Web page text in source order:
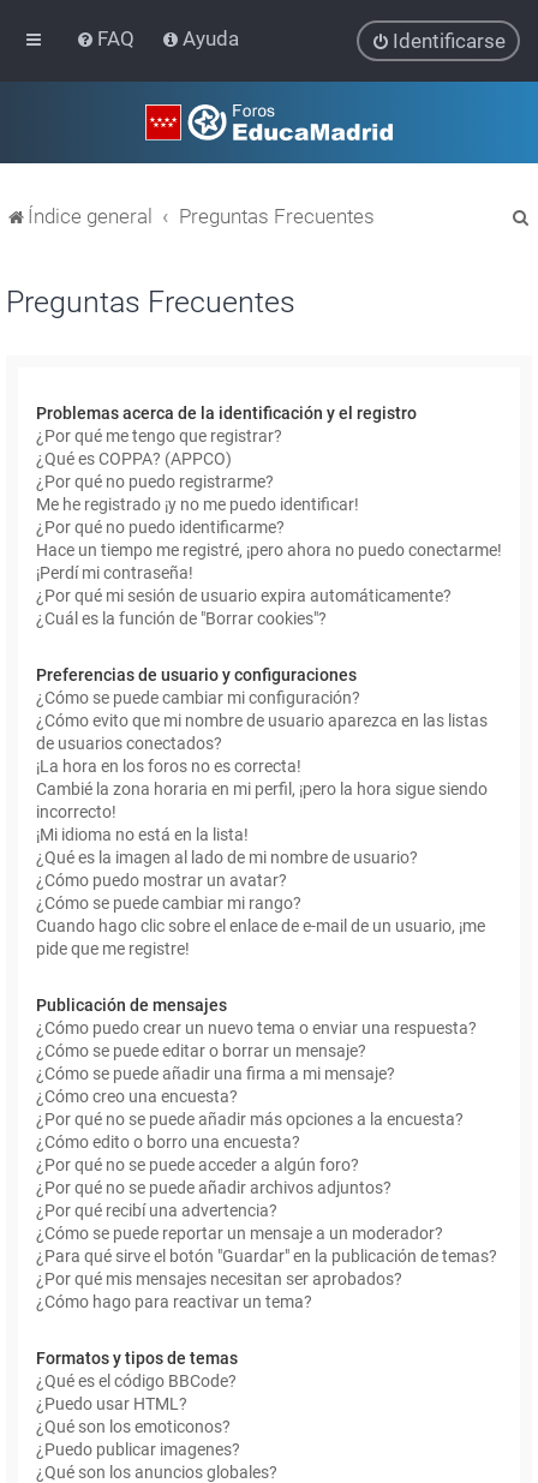
FAQ Ayuda Identificarse
Índice general Preguntas Frecuentes
Preguntas Frecuentes
Problemas acerca de la identificación y el registro
¿Por qué me tengo que registrar?
¿Qué es COPPA? (APPCO)
¿Por qué no puedo registrarme?
Me he registrado ¡y no me puedo identificar!
¿Por qué no puedo identificarme?
Hace un tiempo me registré, ¡pero ahora no puedo conectarme!
¡Perdí mi contraseña!
¿Por qué mi sesión de usuario expira automáticamente?
¿Cuál es la función de "Borrar cookies"?
Preferencias de usuario y configuraciones
¿Cómo se puede cambiar mi configuración?
¿Cómo evito que mi nombre de usuario aparezca en las listas
de usuarios conectados?
¡La hora en los foros no es correcta!
Cambié la zona horaria en mi perfil, ¡pero la hora sigue siendo
incorrecto!
¡Mi idioma no está en la lista!
¿Qué es la imagen al lado de mi nombre de usuario?
¿Cómo puedo mostrar un avatar?
¿Cómo se puede cambiar mi rango?
Cuando hago clic sobre el enlace de e-mail de un usuario, ¡me
pide que me registre!
Publicación de mensajes
¿Cómo puedo crear un nuevo tema o enviar una respuesta?
¿Cómo se puede editar o borrar un mensaje?
¿Cómo se puede añadir una firma a mi mensaje?
¿Cómo creo una encuesta?
¿Por qué no se puede añadir más opciones a la encuesta?
¿Cómo edito o borro una encuesta?
¿Por qué no se puede acceder a algún foro?
¿Por qué no se puede añadir archivos adjuntos?
¿Por qué recibí una advertencia?
¿Cómo se puede reportar un mensaje a un moderador?
¿Para qué sirve el botón "Guardar" en la publicación de temas?
¿Por qué mis mensajes necesitan ser aprobados?
¿Cómo hago para reactivar un tema?
Formatos y tipos de temas
¿Qué es el código BBCode?
¿Puedo usar HTML?
¿Qué son los emoticonos?
¿Puedo publicar imagenes?
¿Qué son los anuncios globales?